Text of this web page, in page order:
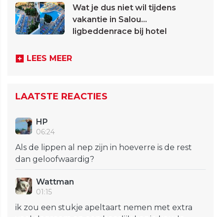
Wat je dus niet wil tijdens
vakantie in Salou...
ligbeddenrace bij hotel
LEES MEER
LAATSTE REACTIES
HP
06:24
Als de lippen al nep zijn in hoeverre is de rest
dan geloofwaardig?
Wattman
01:15
ik zou een stukje apeltaart nemen met extra